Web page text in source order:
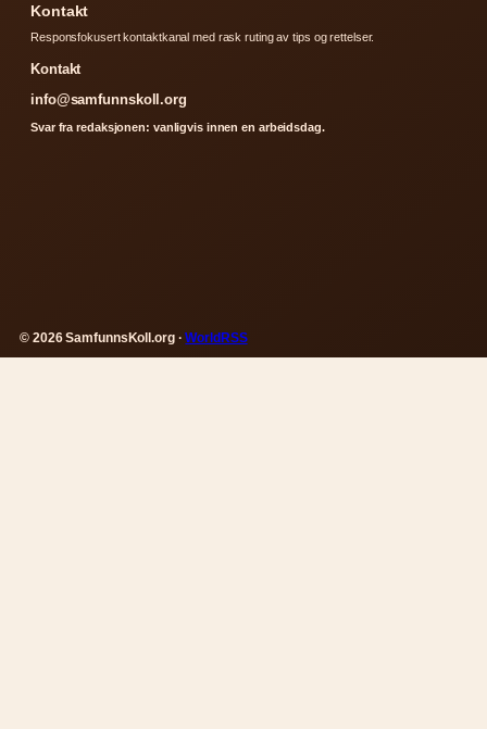
Kontakt
Responsfokusert kontaktkanal med rask ruting av tips og rettelser.
Kontakt
info@samfunnskoll.org
Svar fra redaksjonen: vanligvis innen en arbeidsdag.
© 2026 SamfunnsKoll.org ·WorldRSS